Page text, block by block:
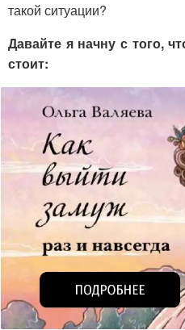
такой ситуации?
Давайте я начну с того,
стоит: